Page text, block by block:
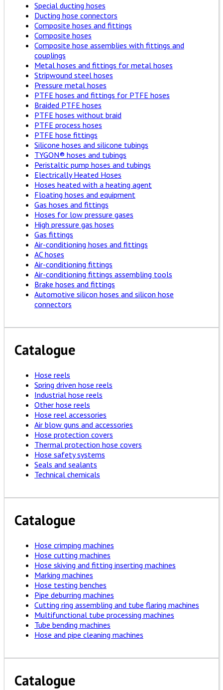
Special ducting hoses
Ducting hose connectors
Composite hoses and fittings
Composite hoses
Composite hose assemblies with fittings and
couplings
Metal hoses and fittings for metal hoses
Stripwound steel hoses
Pressure metal hoses
PTFE hoses and fittings for PTFE hoses
Braided PTFE hoses
PTFE hoses without braid
PTFE process hoses
PTFE hose fittings
Silicone hoses and silicone tubings
TYGON® hoses and tubings
Peristaltic pump hoses and tubings
Electrically Heated Hoses
Hoses heated with a heating agent
Floating hoses and equipment
Gas hoses and fittings
Hoses for low pressure gases
High pressure gas hoses
Gas fittings
Air-conditioning hoses and fittings
AC hoses
Air-conditioning fittings
Air-conditioning fittings assembling tools
Brake hoses and fittings
Automotive silicon hoses and silicon hose
connectors
Catalogue
Hose reels
Spring driven hose reels
Industrial hose reels
Other hose reels
Hose reel accessories
Air blow guns and accessories
Hose protection covers
Thermal protection hose covers
Hose safety systems
Seals and sealants
Technical chemicals
Catalogue
Hose crimping machines
Hose cutting machines
Hose skiving and fitting inserting machines
Marking machines
Hose testing benches
Pipe deburring machines
Cutting ring assembling and tube flaring machines
Multifunctional tube processing machines
Tube bending machines
Hose and pipe cleaning machines
Catalogue